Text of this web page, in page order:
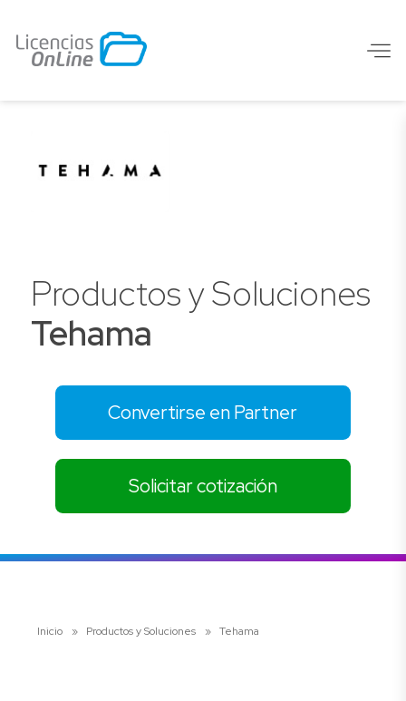
Productos y Soluciones
Tehama
Convertirse en Partner
Solicitar cotización
Inicio » Productos y Soluciones » Tehama